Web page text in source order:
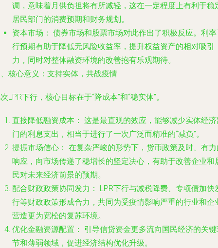
调，意味着月供负担将有所减轻，这在一定程度上有利于稳
居民部门的消费预期和财务规划。
资本市场： 债券市场和股票市场对此作出了积极反应。利
行预期有助于降低无风险收益率，提升权益资产的相对吸引
力，同时对整体融资环境的改善抱有乐观期待。
核心意义：支持实体，共战疫情
LPR下行，核心目标在于“降成本”和“稳实体”。
直接降低融资成本： 这是最直观的效应，能够减少实体经
门的利息支出，相当于进行了一次广泛而精准的“减负”。
提振市场信心： 在复杂严峻的形势下，货币政策及时、有
响应，向市场传递了稳增长的坚定决心，有助于改善企业和
民对未来经济前景的预期。
配合财政政策协同发力：
LPR下行与减税降费、专项债加快
行等财政政策形成合力，共同为受疫情影响严重的行业和企
营造更为宽松的复苏环境。
优化金融资源配置：
引导信贷资金更多流向国民经济的关
节和薄弱领域，促进经济结构优化升级。